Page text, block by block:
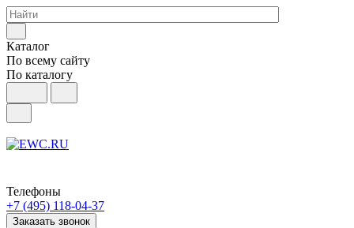
Каталог
По всему сайту
По каталогу
Телефоны
+7 (495) 118-04-37
Заказать звонок